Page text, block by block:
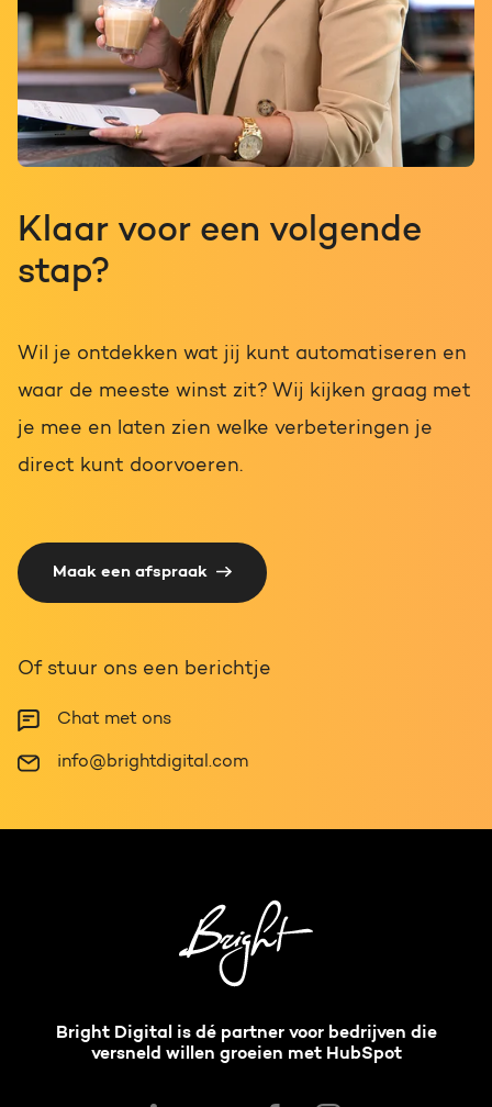
Klaar voor een volgende
stap?
Wil je ontdekken wat jij kunt automatiseren en
waar de meeste winst zit? Wij kijken graag met
je mee en laten zien welke verbeteringen je
direct kunt doorvoeren.
Maak een afspraak
Of stuur ons een berichtje
Chat met ons
info@brightdigital.com
Bright Digital is dé partner voor bedrijven die
versneld willen groeien met HubSpot